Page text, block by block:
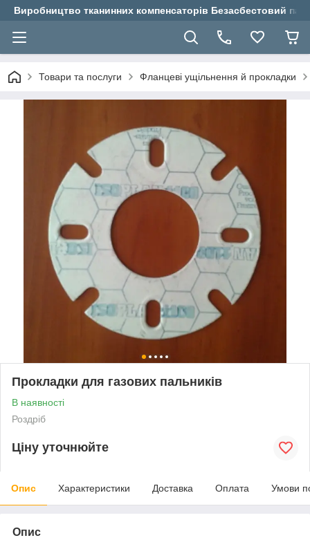
Виробництво тканинних компенсаторів Безасбестовий
Товари та послуги Фланцеві ущільнення й прокладки
Прокладки для газових пальників
В наявності
Роздріб
Ціну уточнюйте
Опис Характеристики Доставка Оплата Умови
Опис